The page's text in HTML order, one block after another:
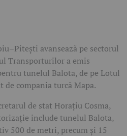
avansează pe sectorul
Transporturilor a emis
tunelul Balota, de pe Lotul
de compania turcă Mapa.
de stat Horațiu Cosma,
include tunelul Balota,
500 de metri, precum și 15